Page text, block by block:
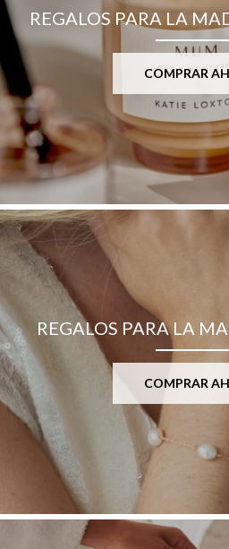
REGALOS PARA LA
COMPRAR
REGALOS PARA LA
COMPRAR